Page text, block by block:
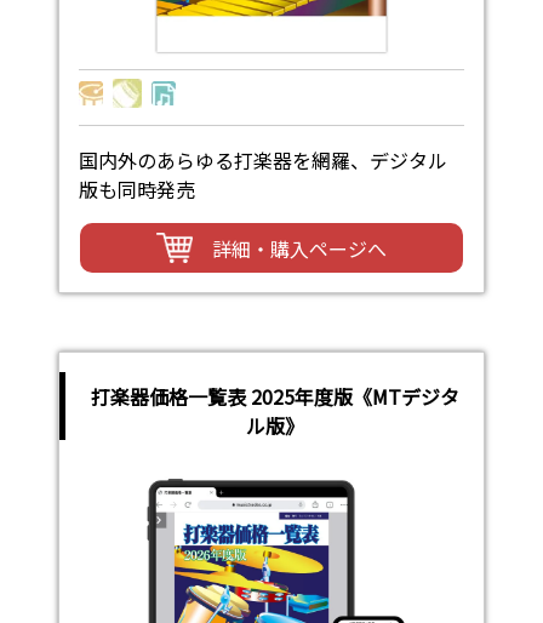
国内外のあらゆる打楽器を網羅、デジタル
版も同時発売
詳細・購入ページへ
打楽器価格一覧表 2025年度版《MTデジタ
ル版》